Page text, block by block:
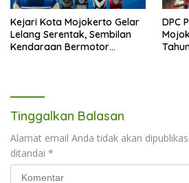
Kejari Kota Mojokerto Gelar
Lelang Serentak, Sembilan
Kendaraan Bermotor
DPC
Tinggalkan Balasan
Alamat email Anda tidak akan
ditandai *